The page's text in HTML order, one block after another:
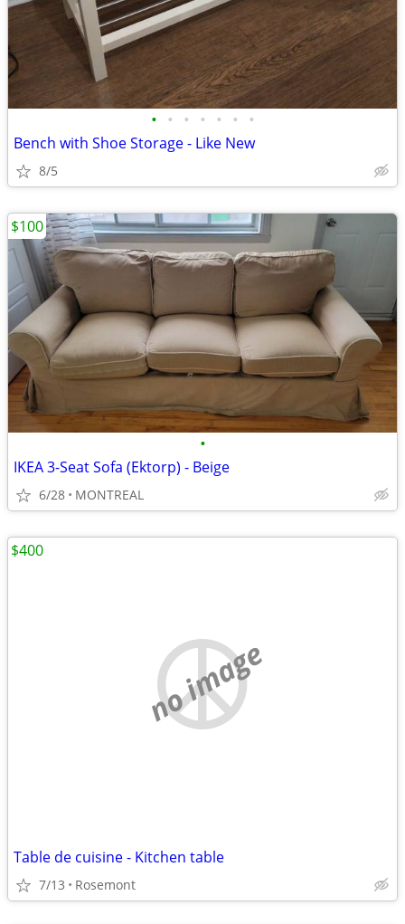
• • • • • • •
Bench with Shoe Storage - Like New
8/5
•
IKEA 3-Seat Sofa (Ektorp) - Beige
6/28 MONTREAL
$100
no image
Table de cuisine - Kitchen table
7/13 Rosemont
$400